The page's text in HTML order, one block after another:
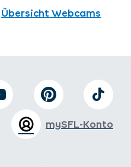
Übersicht Webcams
mySFL-Konto